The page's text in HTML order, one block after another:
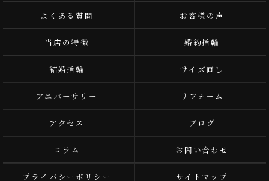
よくある質問 お客様の声
当店の特徴 婚約指輪
結婚指輪 サイズ直し
アニバーサリー リフォーム
アクセス ブログ
コラム お問い合わせ
プライバシーポリシー サイトマップ